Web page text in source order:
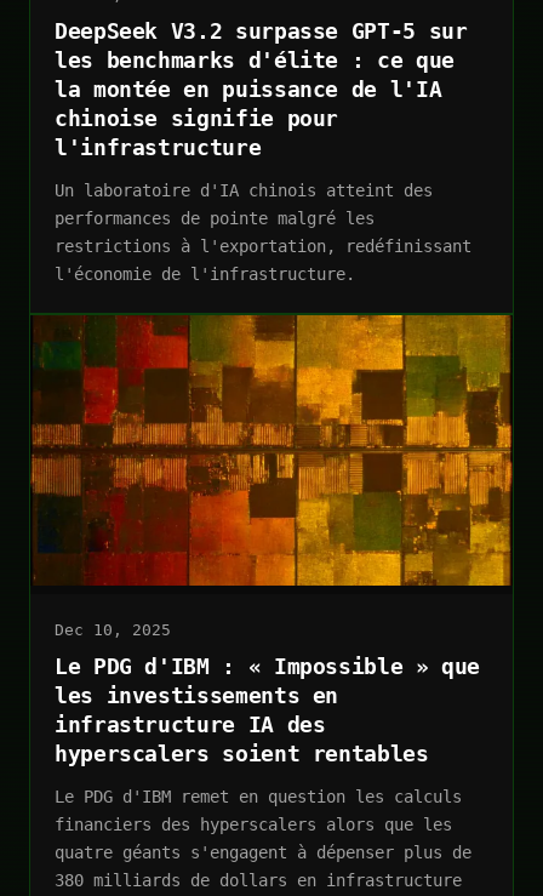
DeepSeek V3.2 surpasse GPT-5 sur
les benchmarks d'élite : ce que
la montée en puissance de l'IA
chinoise signifie pour
l'infrastructure
Un laboratoire d'IA chinois atteint des
performances de pointe malgré les
restrictions à l'exportation, redéfinissant
l'économie de l'infrastructure.
Dec 10, 2025
Le PDG d'IBM : « Impossible » que
les investissements en
infrastructure IA des
hyperscalers soient rentables
Le PDG d'IBM remet en question les calculs
financiers des hyperscalers alors que les
quatre géants s'engagent à dépenser plus de
380 milliards de dollars en infrastructure